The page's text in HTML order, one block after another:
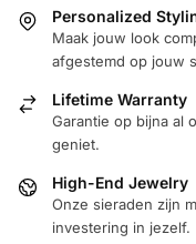
Personalized
Maak jouw look
afgestemd op jouw
Lifetime Warranty
Garantie op bijna al
geniet.
High-End Jewelry
Onze sieraden zijn
investering in jezelf.